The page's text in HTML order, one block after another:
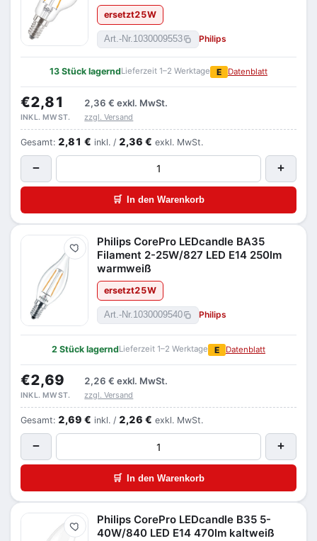
ersetzt25W
Art.-Nr.1030009553 Philips
13 Stück lagerndLieferzeit 1–2 Werktage E Datenblatt
€2,81 2,36 € exkl. MwSt.
INKL. MWST. zzgl. Versand
Gesamt: 2,81 € inkl. / 2,36 € exkl. MwSt.
− +
🛒 In den Warenkorb
Merken
Philips CorePro LEDcandle BA35
Filament 2-25W/827 LED E14 250lm
warmweiß
ersetzt25W
Art.-Nr.1030009540 Philips
2 Stück lagerndLieferzeit 1–2 Werktage E Datenblatt
€2,69 2,26 € exkl. MwSt.
INKL. MWST. zzgl. Versand
Gesamt: 2,69 € inkl. / 2,26 € exkl. MwSt.
− +
🛒 In den Warenkorb
Merken
Philips CorePro LEDcandle B35 5-
40W/840 LED E14 470lm kaltweiß